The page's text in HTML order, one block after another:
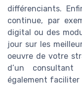
différenciants.
continue, par
digital ou des
jour sur les
oeuvre de votre
d’un
également